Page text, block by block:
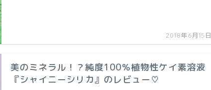
2018年6月15日
美のミネラル！？純度100％植物性ケイ素溶液
『シャイニーシリカ』のレビュー♡